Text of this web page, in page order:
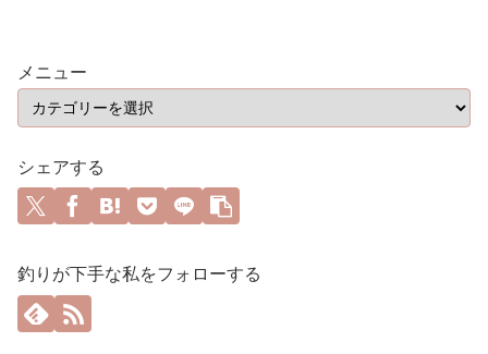
メニュー
シェアする
釣りが下手な私をフォローする